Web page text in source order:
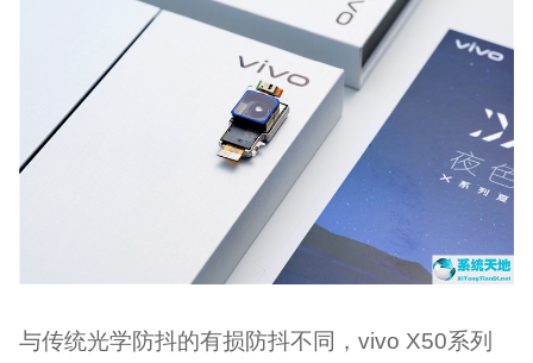
与传统光学防抖的有损防抖不同，vivo X50系列